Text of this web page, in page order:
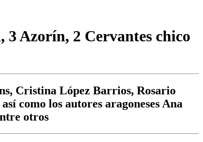
Azorín, 2 Cervantes chico
Cristina López Barrios, Rosario
como los autores aragoneses Ana
otros